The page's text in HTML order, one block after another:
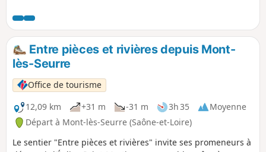
son style néo-gothique à la magnifique église romane de
Pontoux, en passant à proximité du remarquable pont de
Navilly, du XVIIIe siècle, qui enjambe le Doubs.
Entre pièces et rivières depuis Mont-
lès-Seurre
Office de tourisme
12,09 km
+31 m -31 m 3h 35
Moyenne
Départ à Mont-lès-Seurre (Saône-et-Loire)
Le sentier "Entre pièces et rivières" invite ses promeneurs à